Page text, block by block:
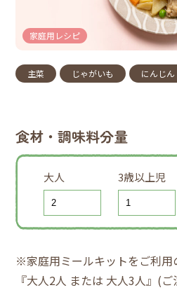
家庭用レシピ
主菜 じゃがいも にんじん
食材・調味料分量
大人 3歳以上児
※家庭用ミールキットをご利用
『大人2人 または 大人3人』(